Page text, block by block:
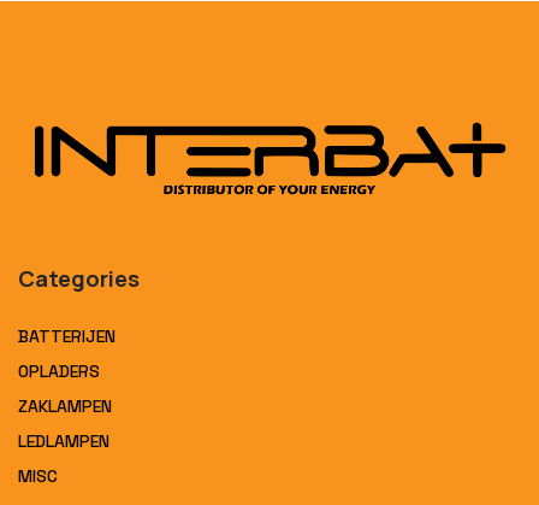
Categories
BATTERIJEN
OPLADERS
ZAKLAMPEN
LEDLAMPEN
MISC